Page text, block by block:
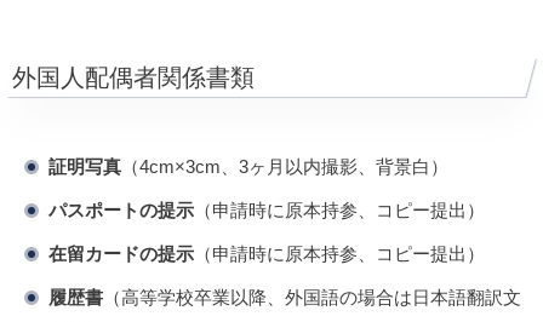
外国人配偶者関係書類
証明写真 （4cm×3cm、3ヶ月以内撮影、背景白）
パスポートの提示 （申請時に原本持参、コピー提出）
在留カードの提示 （申請時に原本持参、コピー提出）
履歴書 （高等学校卒業以降、外国語の場合は日本語翻訳文